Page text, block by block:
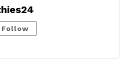
Follow